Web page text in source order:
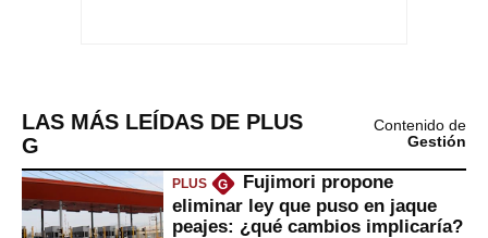
LAS MÁS LEÍDAS DE PLUS
G
Contenido de
Gestión
PLUS G
Fujimori propone
eliminar ley que puso en jaque
peajes: ¿qué cambios implicaría?